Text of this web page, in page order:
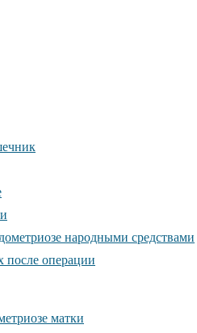
народными средствами
после операции
матки